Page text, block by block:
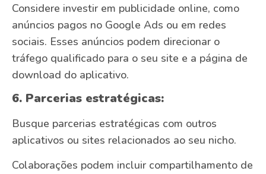
Considere investir em publicidade online, como
anúncios pagos no Google Ads ou em redes
sociais. Esses anúncios podem direcionar o
tráfego qualificado para o seu site e a página de
download do aplicativo.
6. Parcerias estratégicas:
Busque parcerias estratégicas com outros
aplicativos ou sites relacionados ao seu nicho.
Colaborações podem incluir compartilhamento de